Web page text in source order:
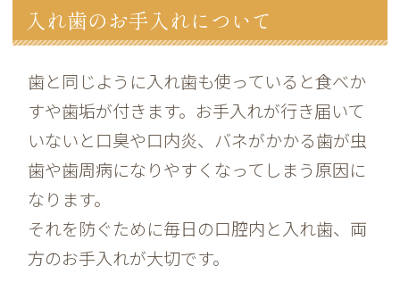
入れ歯のお手入れについて
歯と同じように入れ歯も使っていると食べか
すや歯垢が付きます。お手入れが行き届いて
いないと口臭や口内炎、バネがかかる歯が虫
歯や歯周病になりやすくなってしまう原因に
なります。
それを防ぐために毎日の口腔内と入れ歯、両
方のお手入れが大切です。